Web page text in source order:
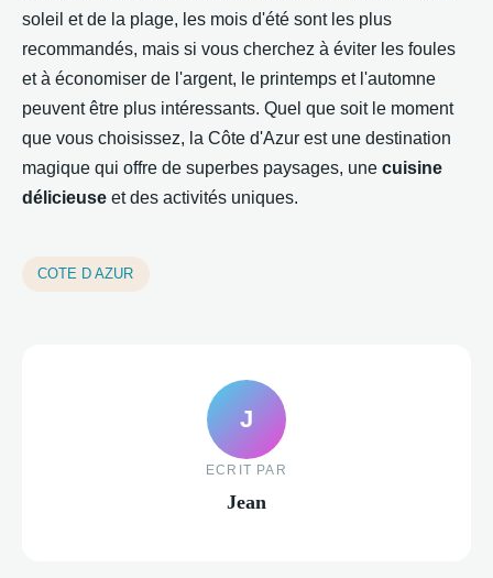
soleil et de la plage, les mois d'été sont les plus
recommandés, mais si vous cherchez à éviter les foules
et à économiser de l'argent, le printemps et l'automne
peuvent être plus intéressants. Quel que soit le moment
que vous choisissez, la Côte d'Azur est une destination
magique qui offre de superbes paysages, une cuisine
délicieuse et des activités uniques.
COTE D AZUR
J
ECRIT PAR
Jean